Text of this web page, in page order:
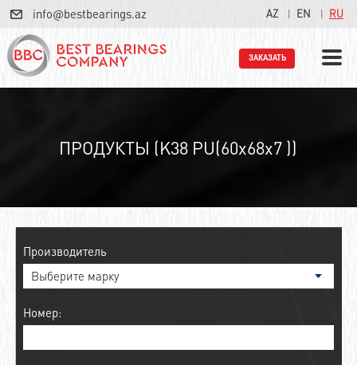
info@bestbearings.az AZ EN RU
ЗАКАЗАТЬ
ПРОДУКТЫ (K38 PU(60x68x7 ))
Производитель
Номер: